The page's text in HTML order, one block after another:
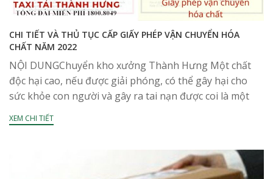
CHI TIẾT VÀ THỦ TỤC CẤP GIẤY PHÉP VẬN CHUYỂN HÓA
CHẤT NĂM 2022
NỘI DUNGChuyển kho xưởng Thành Hưng Một chất
độc hại cao, nếu được giải phóng, có thể gây hại cho
sức khỏe con người và gây ra tai nạn được coi là một
XEM CHI TIẾT